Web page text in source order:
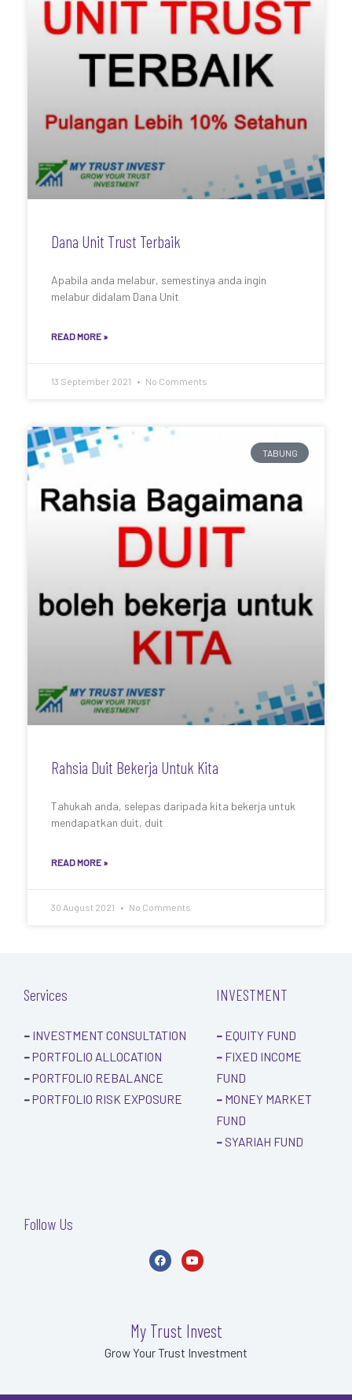
Dana Unit Trust Terbaik
Apabila anda melabur, semestinya anda ingin
melabur didalam Dana Unit
READ MORE »
13 September 2021 No Comments
TABUNG
Rahsia Duit Bekerja Untuk Kita
Tahukah anda, selepas daripada kita bekerja untuk
mendapatkan duit, duit
READ MORE »
30 August 2021 No Comments
Services
– INVESTMENT CONSULTATION
–PORTFOLIO ALLOCATION
–PORTFOLIO REBALANCE
–PORTFOLIO RISK EXPOSURE
INVESTMENT
–EQUITY FUND
–FIXED INCOME
FUND
–MONEY MARKET
FUND
–SYARIAH FUND
Follow Us
F
a
c
k
-
f
Y
o
u
My Trust Invest
Grow Your Trust Investment